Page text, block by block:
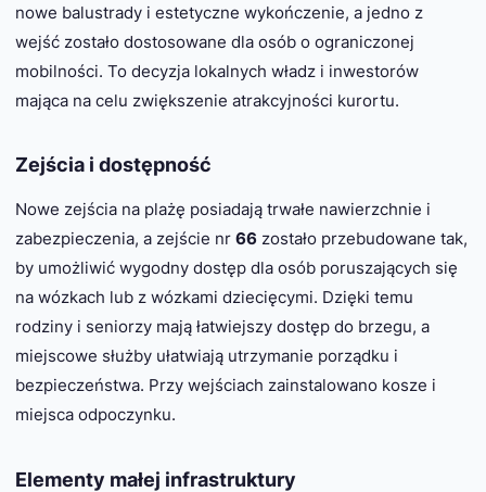
nowe balustrady i estetyczne wykończenie, a jedno z
wejść zostało dostosowane dla osób o ograniczonej
mobilności. To decyzja lokalnych władz i inwestorów
mająca na celu zwiększenie atrakcyjności kurortu.
Zejścia i dostępność
Nowe zejścia na plażę posiadają trwałe nawierzchnie i
zabezpieczenia, a zejście nr 66 zostało przebudowane tak,
by umożliwić wygodny dostęp dla osób poruszających się
na wózkach lub z wózkami dziecięcymi. Dzięki temu
rodziny i seniorzy mają łatwiejszy dostęp do brzegu, a
miejscowe służby ułatwiają utrzymanie porządku i
bezpieczeństwa. Przy wejściach zainstalowano kosze i
miejsca odpoczynku.
Elementy małej infrastruktury